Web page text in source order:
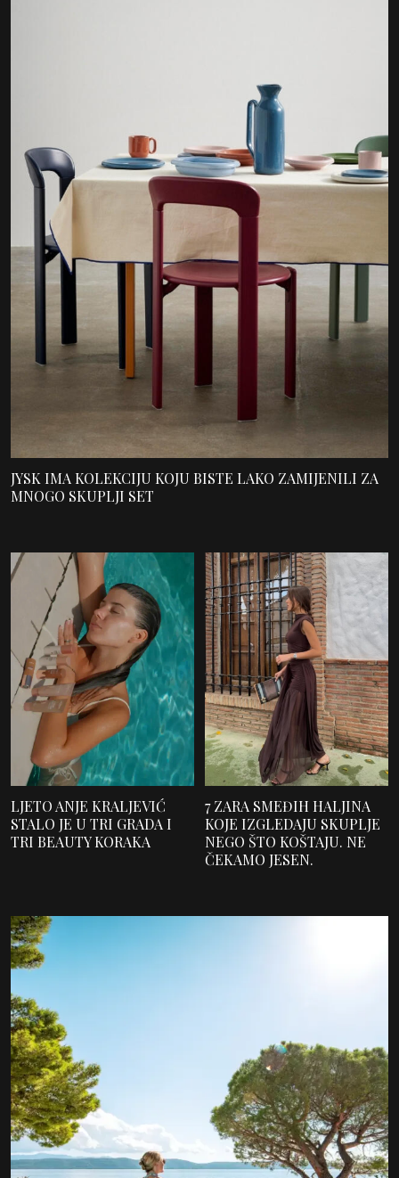
JYSK IMA KOLEKCIJU KOJU BISTE LAKO ZAMIJENILI ZA
MNOGO SKUPLJI SET
LJETO ANJE KRALJEVIĆ
STALO JE U TRI GRADA I
TRI BEAUTY KORAKA
7 ZARA SMEĐIH HALJINA
KOJE IZGLEDAJU SKUPLJE
NEGO ŠTO KOŠTAJU. NE
ČEKAMO JESEN.